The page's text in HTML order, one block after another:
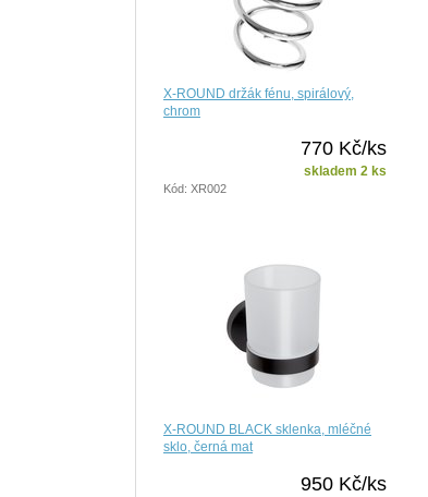
X-ROUND držák fénu, spirálový,
chrom
770 Kč/ks
skladem 2 ks
Kód: XR002
X-ROUND BLACK sklenka, mléčné
sklo, černá mat
950 Kč/ks